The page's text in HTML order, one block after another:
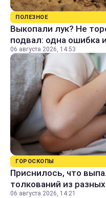
ПОЛЕЗНОЕ
Выкопали лук? Не
подвал: одна ошибка
06 августа 2026, 14:53
ГОРОСКОПЫ
Приснилось, что
толкований из
06 августа 2026, 14:21